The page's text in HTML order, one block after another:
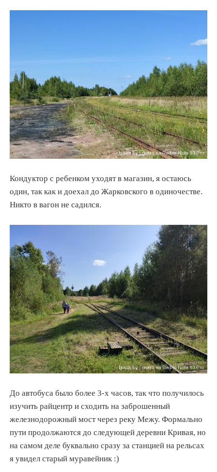
Кондуктор с ребенком уходят в магазин, я остаюсь
один, так как и доехал до Жарковского в одиночестве.
Никто в вагон не садился.
До автобуса было более 3-х часов, так что получилось
изучить райцентр и сходить на заброшенный
железнодорожный мост через реку Межу. Формально
пути продолжаются до следующей деревни Кривая, но
на самом деле буквально сразу за станцией на рельсах
я увидел старый муравейник :)